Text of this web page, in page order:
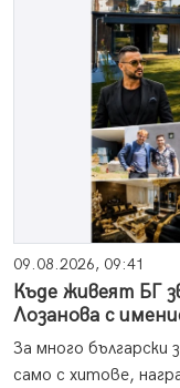
09.08.2026, 09:41
Къде живеят БГ
Лозанова с
За много български
само с хитове,